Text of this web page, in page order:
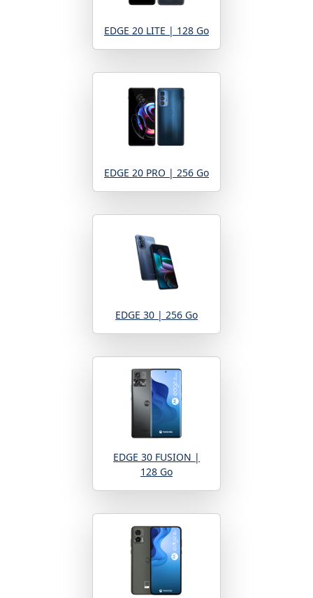
EDGE 20 LITE | 128 Go
EDGE 20 PRO | 256 Go
EDGE 30 | 256 Go
EDGE 30 FUSION |
128 Go